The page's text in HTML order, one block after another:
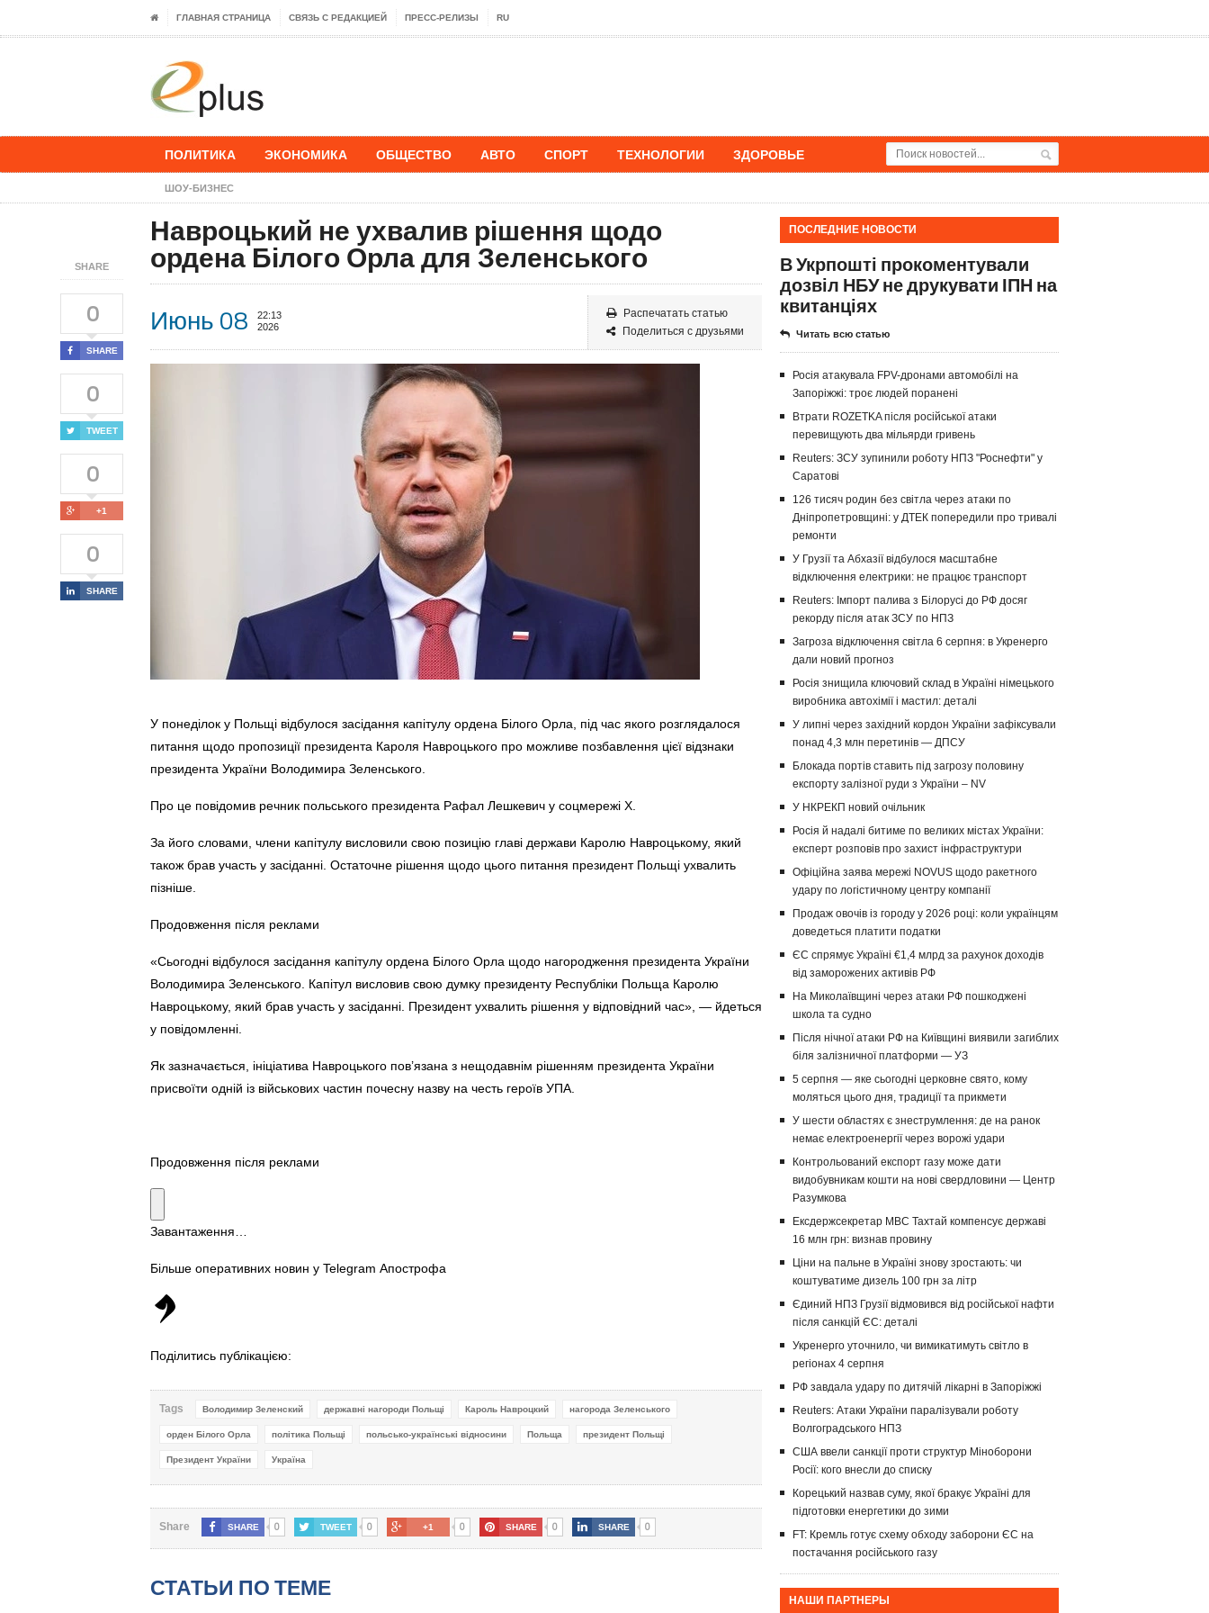
ГЛАВНАЯ СТРАНИЦА СВЯЗЬ С РЕДАКЦИЕЙ ПРЕСС-РЕЛИЗЫ RU
ПОЛИТИКА ЭКОНОМИКА ОБЩЕСТВО АВТО СПОРТ ТЕХНОЛОГИИ ЗДОРОВЬЕ
ШОУ-БИЗНЕС
SHARE
0
SHARE
0
TWEET
0
+1
0
SHARE
Навроцький не ухвалив рішення щодо
ордена Білого Орла для Зеленського
Июнь 08
22:13
2026
Распечатать статью
Поделиться с друзьями
У понеділок у Польщі відбулося засідання капітулу ордена Білого Орла, під час якого розглядалося
питання щодо пропозиції президента Кароля Навроцького про можливе позбавлення цієї відзнаки
президента України Володимира Зеленського.
Про це повідомив речник польського президента Рафал Лешкевич у соцмережі X.
За його словами, члени капітулу висловили свою позицію главі держави Каролю Навроцькому, який
також брав участь у засіданні. Остаточне рішення щодо цього питання президент Польщі ухвалить
пізніше.
Продовження після реклами
«Сьогодні відбулося засідання капітулу ордена Білого Орла щодо нагородження президента України
Володимира Зеленського. Капітул висловив свою думку президенту Республіки Польща Каролю
Навроцькому, який брав участь у засіданні. Президент ухвалить рішення у відповідний час», — йдеться
у повідомленні.
Як зазначається, ініціатива Навроцького пов’язана з нещодавнім рішенням президента України
присвоїти одній із військових частин почесну назву на честь героїв УПА.
Продовження після реклами
Завантаження…
Більше оперативних новин у Telegram Апострофа
Поділитись публікацією:
Tags Володимир Зеленский державні нагороди Польщі Кароль Навроцкий нагорода Зеленського
орден Білого Орла політика Польщі польсько-українські відносини Польща президент Польщі
Президент України Україна
Share SHARE 0 TWEET 0 +1 0 SHARE 0 SHARE 0
СТАТЬИ ПО ТЕМЕ
ПОСЛЕДНИЕ НОВОСТИ
В Укрпошті прокоментували
дозвіл НБУ не друкувати ІПН на
квитанціях
Читать всю статью
Росія атакувала FPV-дронами автомобілі на
Запоріжжі: троє людей поранені
Втрати ROZETKA після російської атаки
перевищують два мільярди гривень
Reuters: ЗСУ зупинили роботу НПЗ "Роснефти" у
Саратові
126 тисяч родин без світла через атаки по
Дніпропетровщині: у ДТЕК попередили про тривалі
ремонти
У Грузії та Абхазії відбулося масштабне
відключення електрики: не працює транспорт
Reuters: Імпорт палива з Білорусі до РФ досяг
рекорду після атак ЗСУ по НПЗ
Загроза відключення світла 6 серпня: в Укренерго
дали новий прогноз
Росія знищила ключовий склад в Україні німецького
виробника автохімії і мастил: деталі
У липні через західний кордон України зафіксували
понад 4,3 млн перетинів — ДПСУ
Блокада портів ставить під загрозу половину
експорту залізної руди з України – NV
У НКРЕКП новий очільник
Росія й надалі битиме по великих містах України:
експерт розповів про захист інфраструктури
Офіційна заява мережі NOVUS щодо ракетного
удару по логістичному центру компанії
Продаж овочів із городу у 2026 році: коли українцям
доведеться платити податки
ЄС спрямує Україні €1,4 млрд за рахунок доходів
від заморожених активів РФ
На Миколаївщині через атаки РФ пошкоджені
школа та судно
Після нічної атаки РФ на Київщині виявили загиблих
біля залізничної платформи — УЗ
5 серпня — яке сьогодні церковне свято, кому
моляться цього дня, традиції та прикмети
У шести областях є знеструмлення: де на ранок
немає електроенергії через ворожі удари
Контрольований експорт газу може дати
видобувникам кошти на нові свердловини — Центр
Разумкова
Ексдержсекретар МВС Тахтай компенсує державі
16 млн грн: визнав провину
Ціни на пальне в Україні знову зростають: чи
коштуватиме дизель 100 грн за літр
Єдиний НПЗ Грузії відмовився від російської нафти
після санкцій ЄС: деталі
Укренерго уточнило, чи вимикатимуть світло в
регіонах 4 серпня
РФ завдала удару по дитячій лікарні в Запоріжжі
Reuters: Атаки України паралізували роботу
Волгоградського НПЗ
США ввели санкції проти структур Міноборони
Росії: кого внесли до списку
Корецький назвав суму, якої бракує Україні для
підготовки енергетики до зими
FT: Кремль готує схему обходу заборони ЄС на
постачання російського газу
НАШИ ПАРТНЕРЫ